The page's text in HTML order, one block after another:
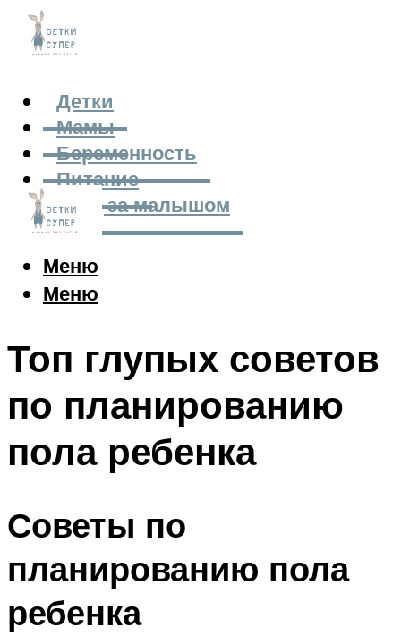
Детки
Мамы
Беременность
Питание
Уход за малышом
Меню
Меню
Топ глупых советов
по планированию
пола ребенка
Советы по
планированию пола
ребенка